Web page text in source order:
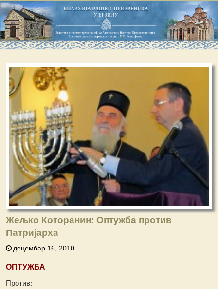
Жељко Которанин: Оптужба против
Патријарха
децембар 16, 2010
ОПТУЖБА
Против: